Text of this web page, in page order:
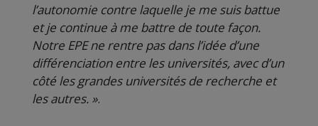
l’autonomie contre laquelle je me suis battue
et je continue à me battre de toute façon.
Notre EPE ne rentre pas dans l’idée d’une
différenciation entre les universités, avec d’un
côté les grandes universités de recherche et
les autres. ».